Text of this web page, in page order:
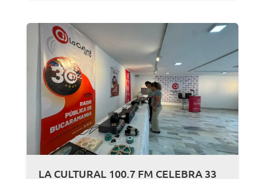
LA CULTURAL 100.7 FM CELEBRA 33